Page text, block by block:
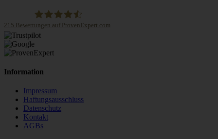
STEUBEL Steuergeräte Annahme Filiale MBE 0214
215 Bewertungen auf ProvenExpert.com
Information
Impressum
Haftungsausschluss
Datenschutz
Kontakt
AGBs